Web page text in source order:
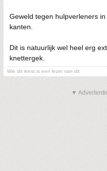
Geweld tegen hulpverleners
kanten.
Dit is natuurlijk wel heel erg
knettergek.
Wie dit leest is een lezer van dit
▼